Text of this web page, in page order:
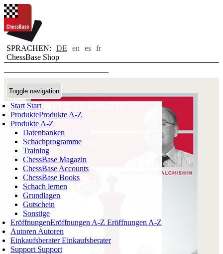
SPRACHEN: DE en es fr
ChessBase Shop
Toggle navigation
Start Start
ProdukteProdukte A-Z
Produkte A-Z
Datenbanken
Schachprogramme
Training
ChessBase Magazin
ChessBase Accounts
ChessBase Books
Schach lernen
Grundlagen
Gutschein
Sonstige
EröffnungenEröffnungen A-Z Eröffnungen A-Z
Autoren Autoren
EinkaufsberaterEinkaufsberater
Support Support